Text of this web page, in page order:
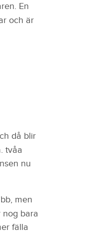
En
och är
då blir
tvåa
nu
men
nog bara
fälla